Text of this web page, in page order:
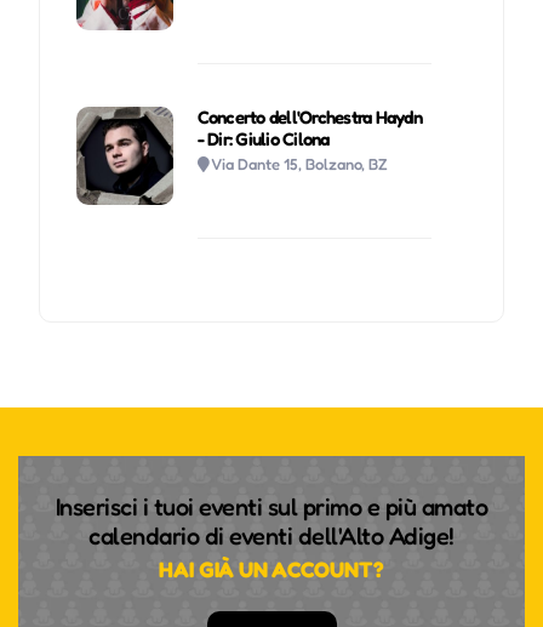
Concerto dell'Orchestra Haydn
- Dir: Giulio Cilona
Via Dante 15, Bolzano, BZ
Inserisci i tuoi eventi sul primo e più amato
calendario di eventi dell'Alto Adige!
HAI GIÀ UN ACCOUNT?